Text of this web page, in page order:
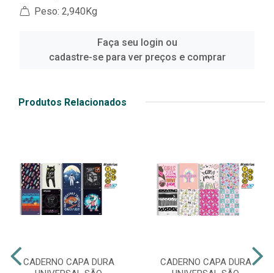
Peso: 2,940Kg
Faça seu login ou
cadastre-se para ver preços e comprar
Produtos Relacionados
CADERNO CAPA DURA
CADERNO CAPA DURA